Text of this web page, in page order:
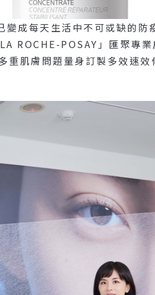
成每天生活中不可或缺的防
ROCHE-POSAY」匯聚專
肌膚問題量身訂製多效速